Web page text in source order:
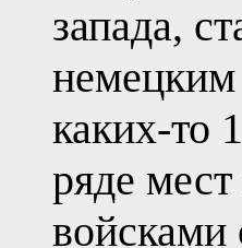
запада,
немецким
каких-то
ряде
войсками